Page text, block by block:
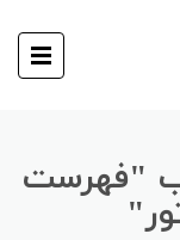
"فهرست